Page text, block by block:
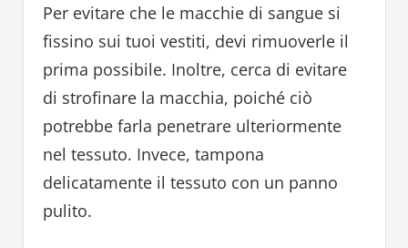
Per evitare che le macchie di sangue si
fissino sui tuoi vestiti, devi rimuoverle il
prima possibile. Inoltre, cerca di evitare
di strofinare la macchia, poiché ciò
potrebbe farla penetrare ulteriormente
nel tessuto. Invece, tampona
delicatamente il tessuto con un panno
pulito.